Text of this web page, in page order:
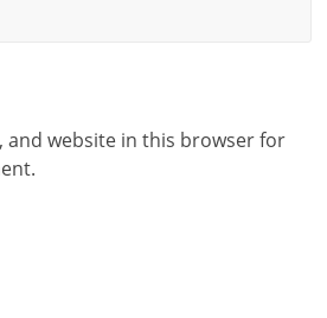
and website in this browser for